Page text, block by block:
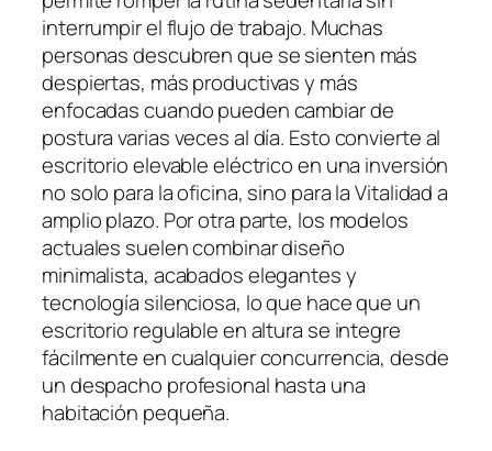
interrumpir el flujo de trabajo. Muchas
personas descubren que se sienten más
despiertas, más productivas y más
enfocadas cuando pueden cambiar de
postura varias veces al día. Esto convierte al
escritorio elevable eléctrico en una inversión
no solo para la oficina, sino para la Vitalidad a
amplio plazo. Por otra parte, los modelos
actuales suelen combinar diseño
minimalista, acabados elegantes y
tecnología silenciosa, lo que hace que un
escritorio regulable en altura se integre
fácilmente en cualquier concurrencia, desde
un despacho profesional hasta una
habitación pequeña.